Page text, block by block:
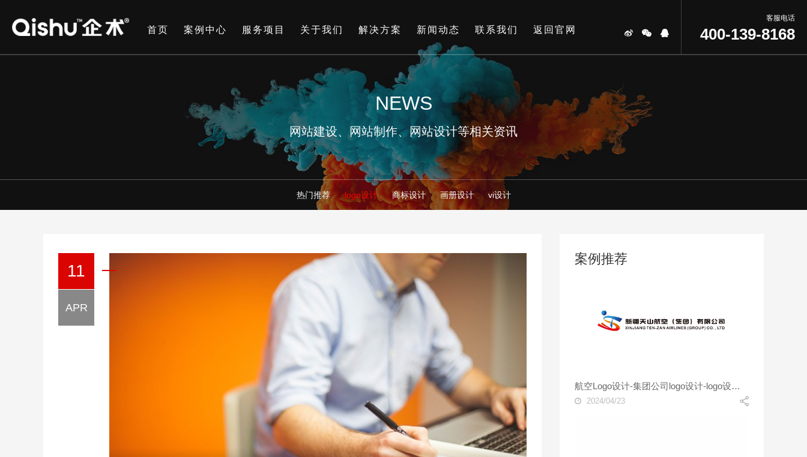
客服电话
400-139-8168
首页 案例中心 服务项目 关于我们 解决方案 新闻动态 联系我们 返回官网
NEWS
网站建设、网站制作、网站设计等相关资讯
热门推荐 logo设计 商标设计 画册设计 vi设计
11
APR
案例推荐
航空Logo设计-集团公司logo设计-logo设计公司
2024/04/23